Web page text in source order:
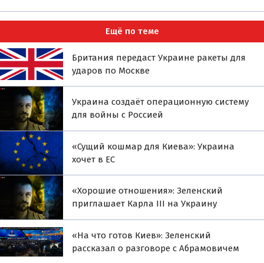
Ещё по теме
Британия передаст Украине ракеты для
ударов по Москве
Украина создаёт операционную систему
для войны с Россией
«Сущий кошмар для Киева»: Украина
хочет в ЕС
«Хорошие отношения»: Зеленский
приглашает Карла III на Украину
«На что готов Киев»: Зеленский
рассказал о разговоре с Абрамовичем